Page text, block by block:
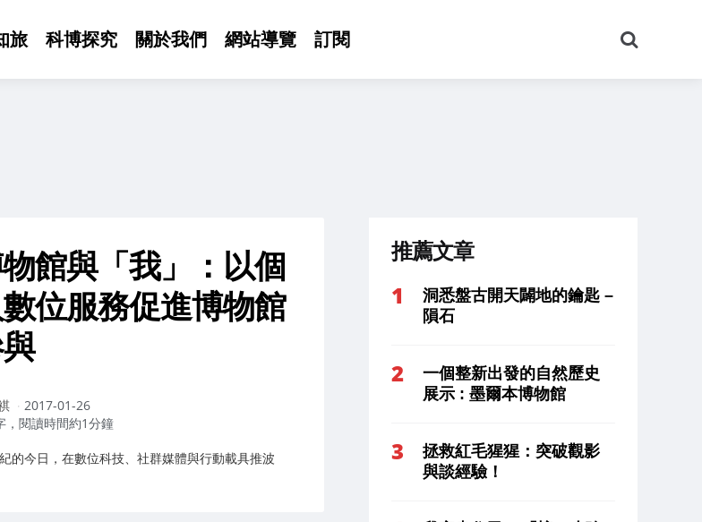
旅 科博探究 關於我們 網站導覽 訂閱
尋
館與「我」：以個
數位服務促進博物館
2017-01-26
，閱讀時間約1分鐘
的今日，在數位科技、社群媒體與行動載具推波
推薦文章
洞悉盤古開天闢地的鑰匙 –
隕石
一個整新出發的自然歷史
展示 : 墨爾本博物館
拯救紅毛猩猩：突破觀影
與談經驗！